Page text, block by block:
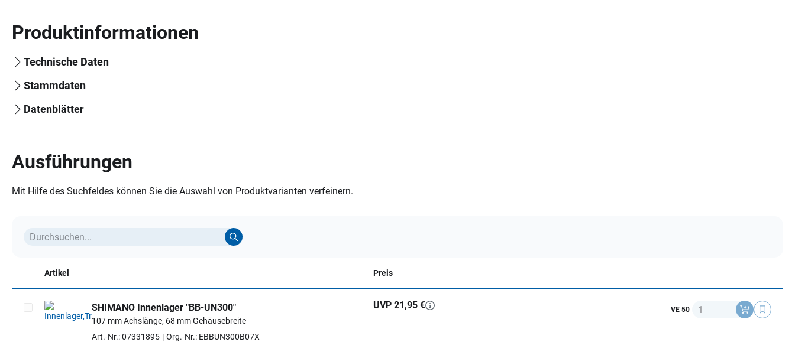
Produktinformationen
Technische Daten
Stammdaten
Datenblätter
Ausführungen
Mit Hilfe des Suchfeldes können Sie die Auswahl von Produktvarianten verfeinern.
Artikel Preis
Artikel auswählen
SHIMANO Innenlager "BB-UN300"
107 mm Achslänge, 68 mm Gehäusebreite
Art.-Nr.: 07331895
Org.-Nr.: EBBUN300B07X
UVP 21,95 € VE 50 Anzahl